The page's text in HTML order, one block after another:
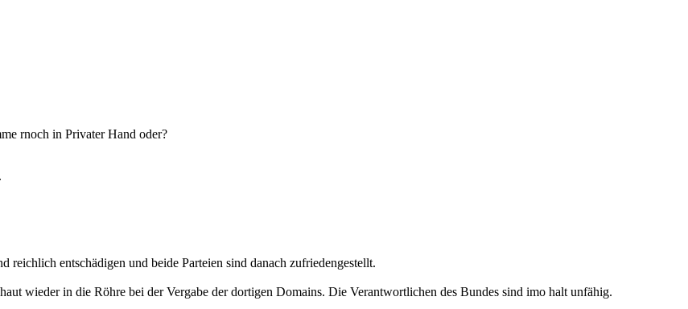
rnoch in Privater Hand oder?
entschädigen und beide Parteien sind danach zufriedengestellt.
wieder in die Röhre bei der Vergabe der dortigen Domains. Die Verantwortlichen des Bundes sind imo halt unfähig.